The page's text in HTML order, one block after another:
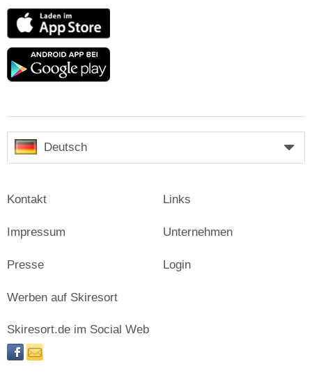
App
Store
Google
Deutsch
Kontakt
Impressum
Presse
Links
Unternehmen
Login
Werben auf Skiresort
Skiresort.de im Social Web
facebooknewsletter